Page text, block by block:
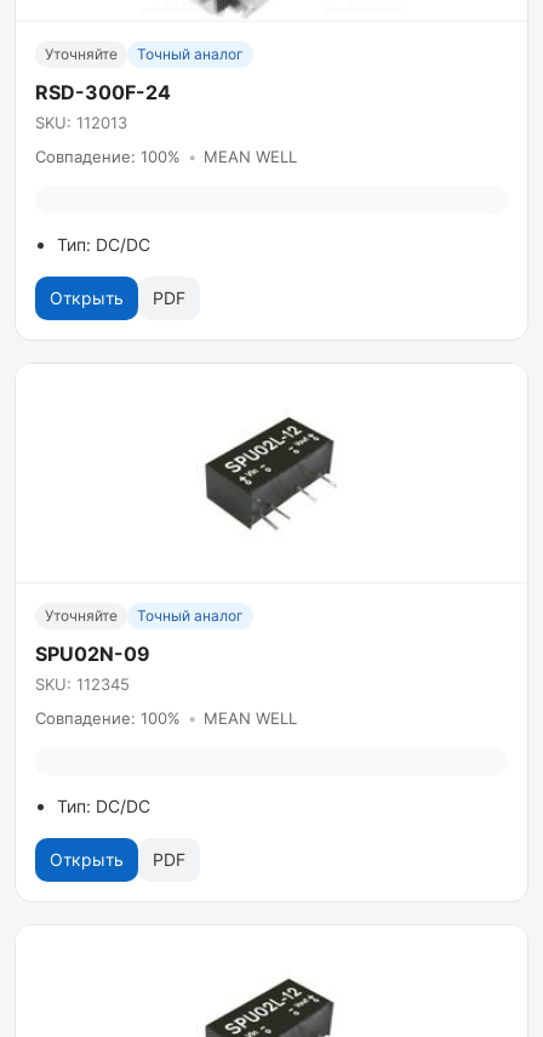
Уточняйте Точный аналог
RSD-300F-24
SKU: 112013
Совпадение: 100% • MEAN WELL
Тип: DC/DC
Открыть PDF
Уточняйте Точный аналог
SPU02N-09
SKU: 112345
Совпадение: 100% • MEAN WELL
Тип: DC/DC
Открыть PDF